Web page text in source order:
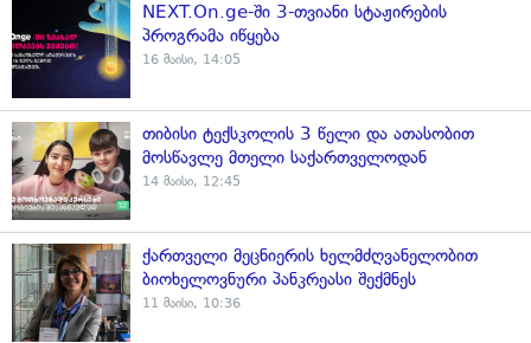
NEXT.On.ge-ში 3-თვიანი სტაჟირების
პროგრამა იწყება
16 მაისი, 14:05
თიბისი ტექსკოლის 3 წელი და ათასობით
მოსწავლე მთელი საქართველოდან
14 მაისი, 12:45
ქართველი მეცნიერის ხელმძღვანელობით
ბიოხელოვნური პანკრეასი შექმნეს
11 მაისი, 10:36